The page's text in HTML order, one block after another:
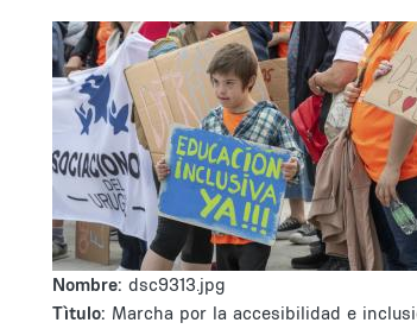
Nombre: dsc9313.jpg
Tìtulo: Marcha por la accesibilidad e